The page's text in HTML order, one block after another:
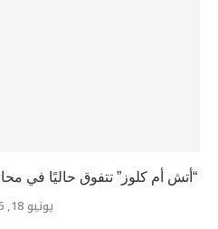
“أتش أم كلوز” تتفوق حاليًا في
يونيو 18, 2025